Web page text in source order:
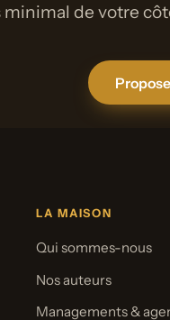
de votre
LA MAISON
Qui sommes-nous
Nos auteurs
Managements &